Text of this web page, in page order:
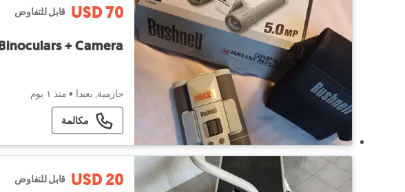
USD 70 قابل للتفاوض
+ Camera
حازمية, بعبدا • منذ ١ يوم
مكالمة
USD 20 قابل للتفاوض